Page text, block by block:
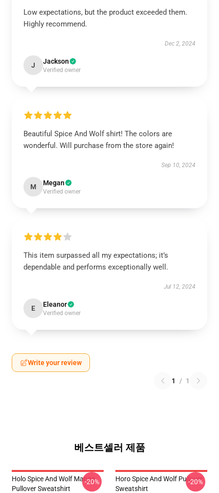
Low expectations, but the product exceeded them.
Highly recommend.
Dec 2, 2024
J Jackson
Verified owner
Beautiful Spice And Wolf shirt! The colors are
wonderful. Will purchase from the store again!
Sep 10, 2024
M Megan
Verified owner
This item surpassed all my expectations; it’s
dependable and performs exceptionally well.
Jul 12, 2024
E Eleanor
Verified owner
Write your review
1 / 1
베스트셀러 제품
Holo Spice And Wolf Manga
Pullover Sweatshirt
-20%
Horo Spice And Wolf Pullover
Sweatshirt
-20%